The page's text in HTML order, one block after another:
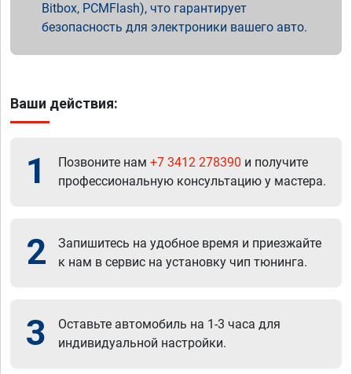
Bitbox, PCMFlash), что гарантирует
безопасность для электроники вашего авто.
Ваши действия:
1 Позвоните нам +7 3412 278390 и получите
профессиональную консультацию у мастера.
2
Запишитесь на удобное время и приезжайте
к нам в сервис на установку чип тюнинга.
3
Оставьте автомобиль на 1-3 часа для
индивидуальной настройки.